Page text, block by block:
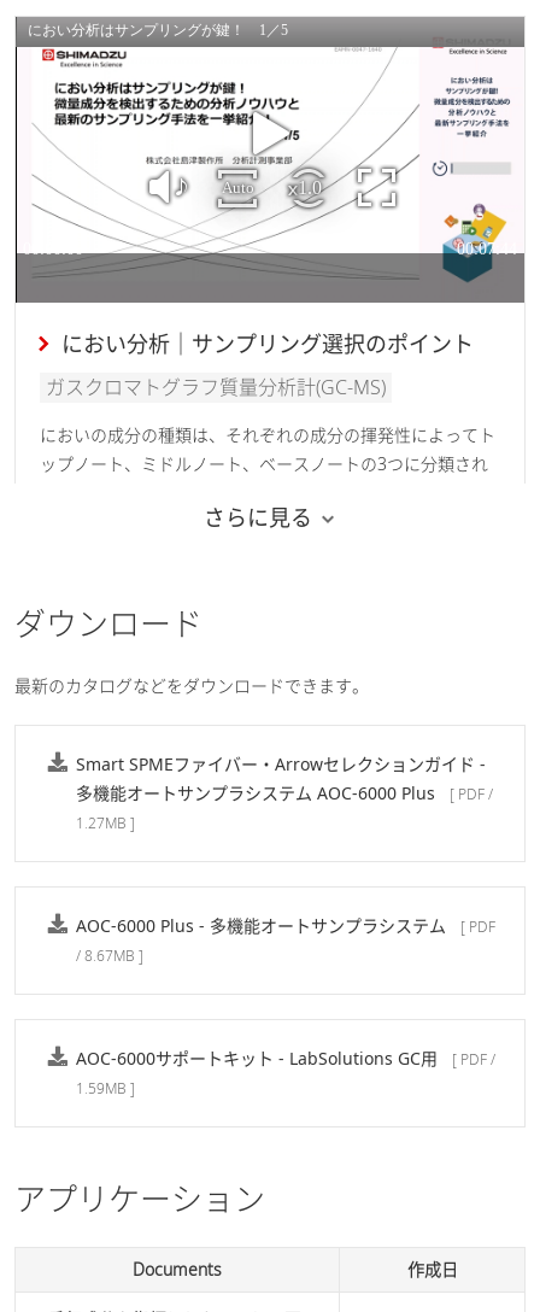
におい分析｜サンプリング選択のポイント
ガスクロマトグラフ質量分析計(GC-MS)
においの成分の種類は、それぞれの成分の揮発性によってト
ップノート、ミドルノート、ベースノートの3つに分類され
ース法やSPME法など様々な方法がありますが、それぞれの
今回はにおい分析の主要な前処理の原理や特徴をそれぞれ説
明するWebinarをご紹介いたします。
ガスクロマトグラフ質量分析計(GC-MS)
さらに見る
ダウンロード
最新のカタログなどをダウンロードできます。
Smart SPMEファイバー・Arrowセレクションガイド -
多機能オートサンプラシステム AOC-6000 Plus
[ PDF /
1.27MB ]
AOC-6000 Plus - 多機能オートサンプラシステム
[ PDF
/ 8.67MB ]
AOC-6000サポートキット - LabSolutions GC用
[ PDF /
1.59MB ]
アプリケーション
Documents 作成日